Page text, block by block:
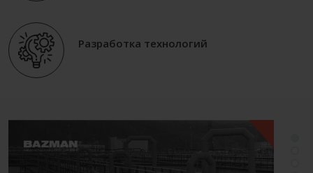
Разработка технологий